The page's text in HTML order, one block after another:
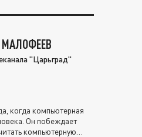
МАЛОФЕЕВ
"Царьград"
когда компьютерная
Он побеждает
компьютерную